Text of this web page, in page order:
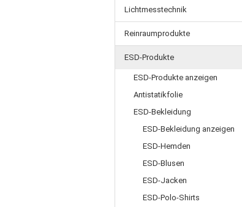
Lichtmesstechnik
Reinraumprodukte
ESD-Produkte
ESD-Produkte anzeigen
Antistatikfolie
ESD-Bekleidung
ESD-Bekleidung anzeigen
ESD-Hemden
ESD-Blusen
ESD-Jacken
ESD-Polo-Shirts